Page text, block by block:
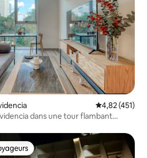
Évaluation
4,82 (451)
dans une tour flambant
les plus appréciés